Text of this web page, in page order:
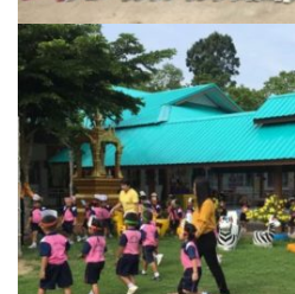
งบแสดงฐานะการเงิน เทศบาลตำบ
ติดต่อหน่วยงาน
ที่พัก
Amante Baristro Hotel & Cafe’
C View Home